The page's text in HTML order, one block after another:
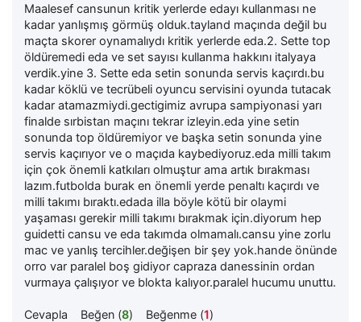
Maalesef cansunun kritik yerlerde edayı kullanması ne
kadar yanlışmış görmüş olduk.tayland maçında değil bu
maçta skorer oynamalıydı kritik yerlerde eda.2. Sette top
öldüremedi eda ve set sayısı kullanma hakkını italyaya
verdik.yine 3. Sette eda setin sonunda servis kaçırdı.bu
kadar köklü ve tecrübeli oyuncu servisini oyunda tutacak
kadar atamazmiydi.gectigimiz avrupa sampiyonasi yarı
finalde sırbistan maçını tekrar izleyin.eda yine setin
sonunda top öldüremiyor ve başka setin sonunda yine
servis kaçırıyor ve o maçıda kaybediyoruz.eda milli takım
için çok önemli katkıları olmuştur ama artık bırakması
lazım.futbolda burak en önemli yerde penaltı kaçırdı ve
milli takımı bıraktı.edada illa böyle kötü bir olaymi
yaşaması gerekir milli takımı bırakmak için.diyorum hep
guidetti cansu ve eda takımda olmamalı.cansu yine zorlu
mac ve yanlış tercihler.değişen bir şey yok.hande önünde
orro var paralel boş gidiyor capraza danessinin ordan
vurmaya çalışıyor ve blokta kalıyor.paralel hucumu unuttu.
Cevapla Beğen (8) Beğenme (1)